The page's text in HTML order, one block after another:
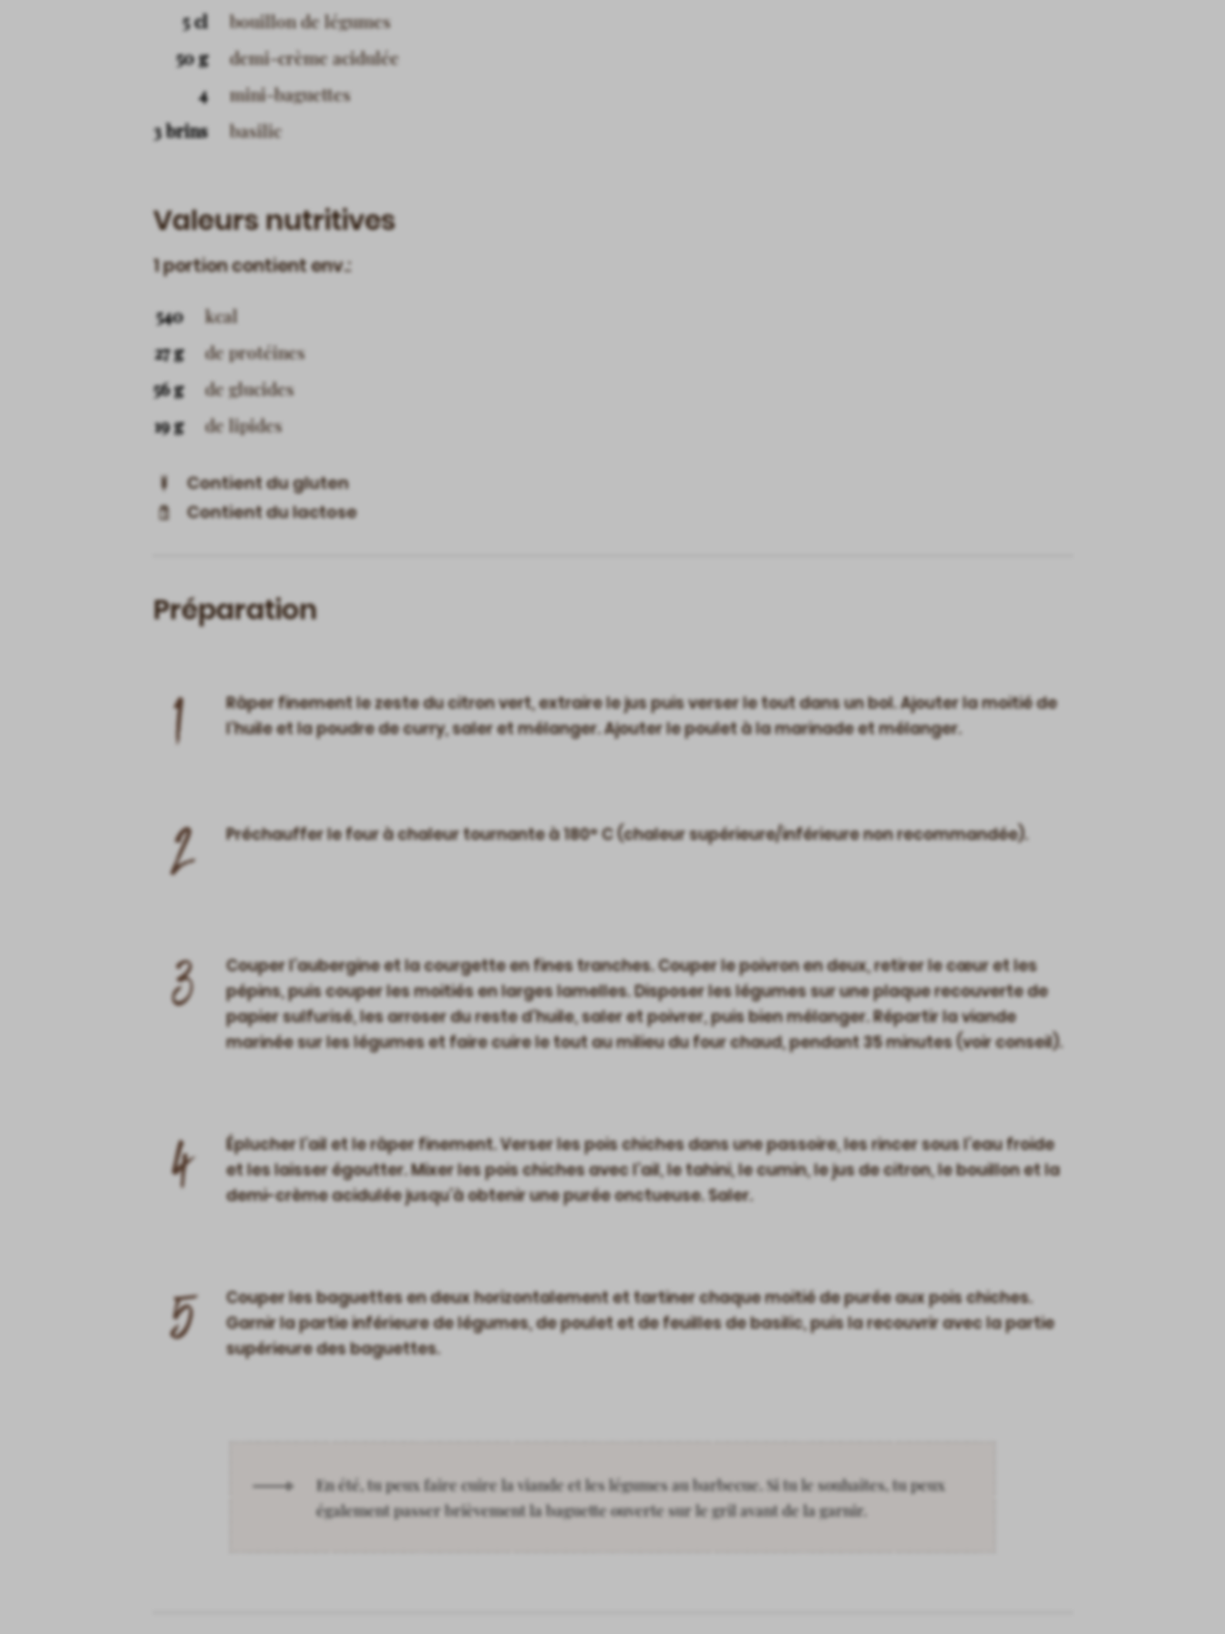
5 cl
bouillon de légumes
50 g
demi-crème acidulée
4
mini-baguettes
3 brins
basilic
Valeurs nutritives
1 portion contient env.:
540
kcal
27 g
de protéines
56 g
de glucides
19 g
de lipides
Contient du gluten
Contient du lactose
Préparation
1
Râper finement le zeste du citron vert, extraire le jus puis verser le tout dans un bol. Ajouter la moitié de
l’huile et la poudre de curry, saler et mélanger. Ajouter le poulet à la marinade et mélanger.
2 Préchauffer le four à chaleur tournante à 180° C (chaleur supérieure/inférieure non recommandée).
3
Couper l’aubergine et la courgette en fines tranches. Couper le poivron en deux, retirer le cœur et les
pépins, puis couper les moitiés en larges lamelles. Disposer les légumes sur une plaque recouverte de
papier sulfurisé, les arroser du reste d’huile, saler et poivrer, puis bien mélanger. Répartir la viande
marinée sur les légumes et faire cuire le tout au milieu du four chaud, pendant 35 minutes (voir conseil).
4
Éplucher l’ail et le râper finement. Verser les pois chiches dans une passoire, les rincer sous l’eau froide
et les laisser égoutter. Mixer les pois chiches avec l’ail, le tahini, le cumin, le jus de citron, le bouillon et la
demi-crème acidulée jusqu’à obtenir une purée onctueuse. Saler.
5
Couper les baguettes en deux horizontalement et tartiner chaque moitié de purée aux pois chiches.
Garnir la partie inférieure de légumes, de poulet et de feuilles de basilic, puis la recouvrir avec la partie
supérieure des baguettes.
En été, tu peux faire cuire la viande et les légumes au barbecue. Si tu le souhaites, tu peux
également passer brièvement la baguette ouverte sur le gril avant de la garnir.